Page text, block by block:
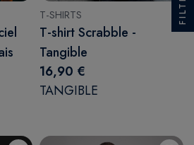
T-SHIRTS
T-shirt Scrabble -
Tangible
16,90 €
TANGIBLE